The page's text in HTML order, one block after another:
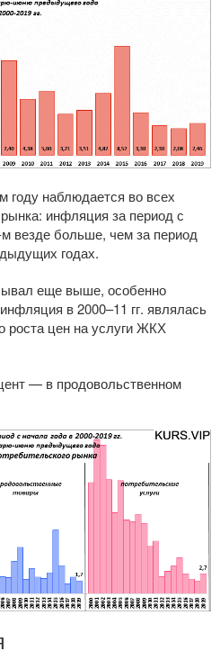
году наблюдается во всех
инфляция за период с
м везде больше, чем за период
годах.
еще выше, особенно
в 2000–11 гг. являлась
роста цен на услуги ЖКХ
— в продовольственном